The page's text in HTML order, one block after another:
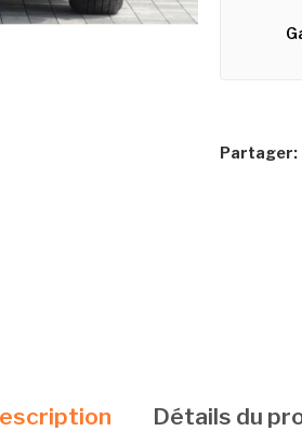
Partager:
Détails du